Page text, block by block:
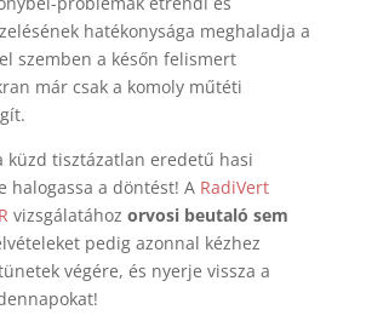
hatékonysága meghaladja a
szemben a későn felismert
már csak a komoly műtéti
küzd tisztázatlan eredetű hasi
halogassa a döntést! A RadiVert
vizsgálatához orvosi beutaló sem
pedig azonnal kézhez
végére, és nyerje vissza a